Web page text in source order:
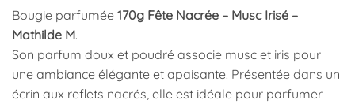
Bougie parfumée 170g Fête Nacrée – Musc Irisé –
Mathilde M.
Son parfum doux et poudré associe musc et iris pour
une ambiance élégante et apaisante. Présentée dans un
écrin aux reflets nacrés, elle est idéale pour parfumer